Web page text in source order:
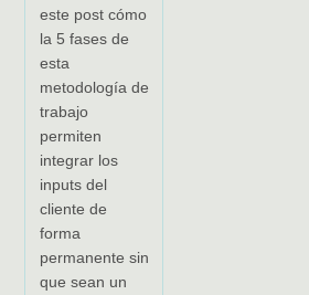
este post cómo
la 5 fases de
esta
metodología de
trabajo
permiten
integrar los
inputs del
cliente de
forma
permanente sin
que sean un